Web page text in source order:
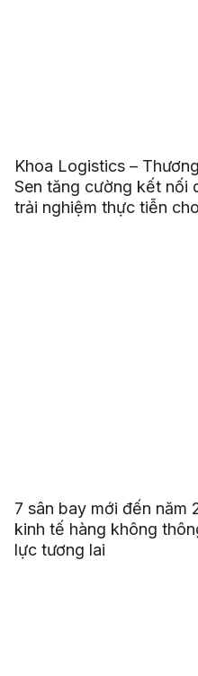
Khoa Logistics –
Sen tăng cường kết nối
trải nghiệm thực tiễn
7 sân bay mới đến
kinh tế hàng không
lực tương lai